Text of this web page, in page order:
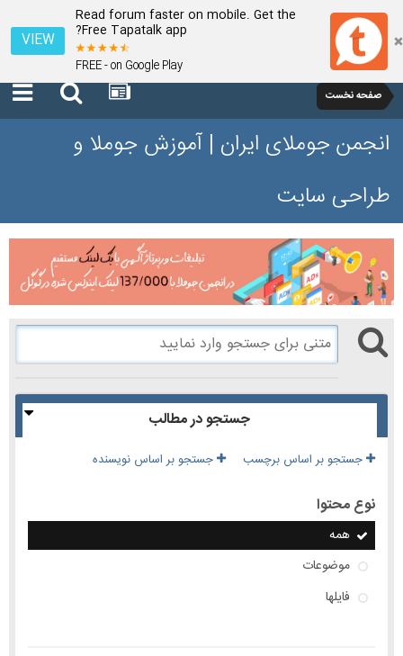
Read forum faster on mobile. Get the
Free Tapatalk app?
FREE - on Google Play
VIEW
صفحه نخست
انجمن جوملای ایران | آموزش جوملا و
طراحی سایت
جستجو در مطالب
جستجو بر اساس برچسب جستجو بر اساس نویسنده
نوع محتوا
همه
موضوعات
فایلها